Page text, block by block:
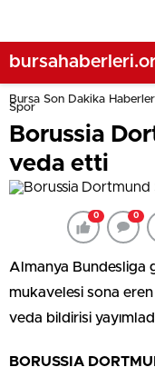
Bursa Son Dakika
Spor
Borussia
veda etti
0 0
Almanya Bundesliga
mukavelesi sona
veda bildirisi
BORUSSIA